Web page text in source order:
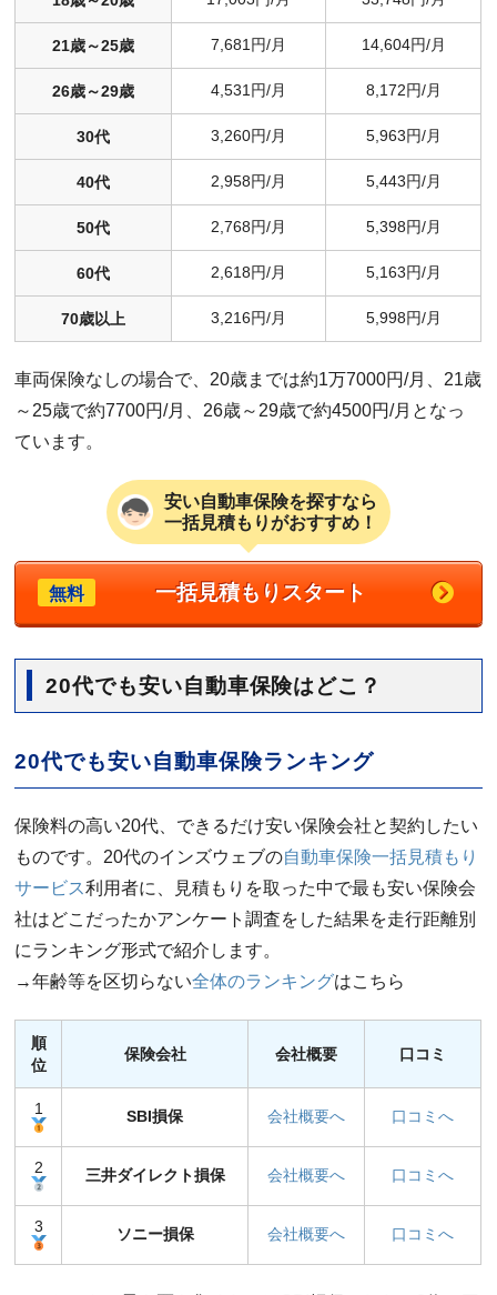
21歳～25歳 7,681円/月 14,604円/月
26歳～29歳 4,531円/月 8,172円/月
30代 3,260円/月 5,963円/月
40代 2,958円/月 5,443円/月
50代 2,768円/月 5,398円/月
60代 2,618円/月 5,163円/月
70歳以上 3,216円/月 5,998円/月
車両保険なしの場合で、20歳までは約1万7000円/月、21歳
～25歳で約7700円/月、26歳～29歳で約4500円/月となっ
ています。
安い自動車保険を探すなら
一括見積もりがおすすめ！
無料 一括見積もりスタート
20代でも安い自動車保険はどこ？
20代でも安い自動車保険ランキング
保険料の高い20代、できるだけ安い保険会社と契約したい
ものです。20代のインズウェブの自動車保険一括見積もり
サービス利用者に、見積もりを取った中で最も安い保険会
社はどこだったかアンケート調査をした結果を走行距離別
にランキング形式で紹介します。
→年齢等を区切らない全体のランキングはこちら
順
位
保険会社 会社概要 口コミ
1 SBI損保 会社概要へ 口コミへ
2 三井ダイレクト損保 会社概要へ 口コミへ
3 ソニー損保 会社概要へ 口コミへ